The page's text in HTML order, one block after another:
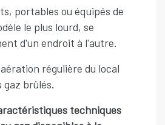
portables ou équipés de
le plus lourd, se
d'un endroit à l'autre.
régulière du local
gaz brûlés.
techniques